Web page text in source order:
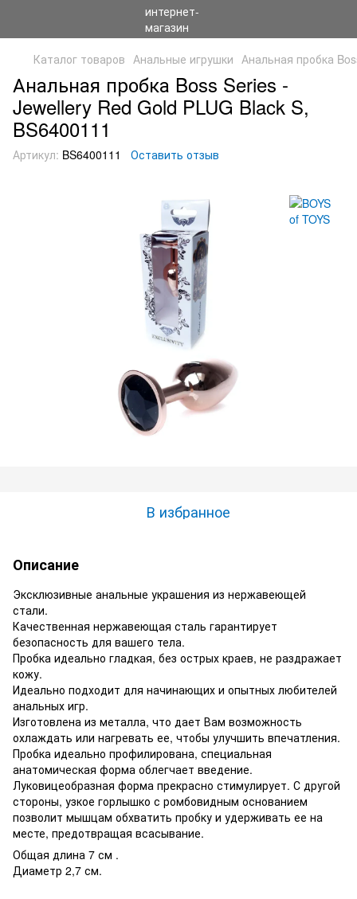
Каталог товаров Анальные игрушки Анальная пробка
Анальная пробка Boss Series -
Jewellery Red Gold PLUG Black S,
BS6400111
Артикул: BS6400111 Оставить отзыв
В избранное
Описание
Эксклюзивные анальные украшения из нержавеющей
стали.
Качественная нержавеющая сталь гарантирует
безопасность для вашего тела.
Пробка идеально гладкая, без острых краев, не раздражает
кожу.
Идеально подходит для начинающих и опытных любителей
анальных игр.
Изготовлена из металла, что дает Вам возможность
охлаждать или нагревать ее, чтобы улучшить впечатления.
Пробка идеально профилирована, специальная
анатомическая форма облегчает введение.
Луковицеобразная форма прекрасно стимулирует. С другой
стороны, узкое горлышко с ромбовидным основанием
позволит мышцам обхватить пробку и удерживать ее на
месте, предотвращая всасывание.
Общая длина 7 см .
Диаметр 2,7 см.